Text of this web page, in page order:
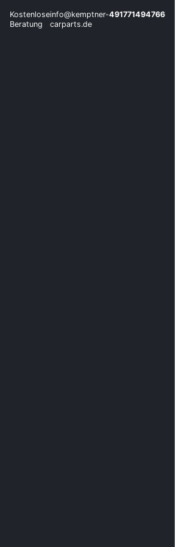
Kostenlose
Beratung
info@kemptner-
carparts.de
491771494766